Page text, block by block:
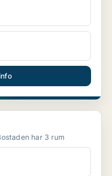
att hyra i Tranås Bostaden har 3 rum